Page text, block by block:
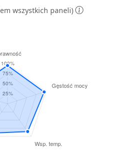
wszystkich paneli)